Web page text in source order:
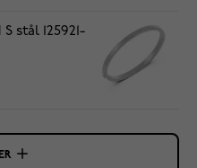
stål 125921-